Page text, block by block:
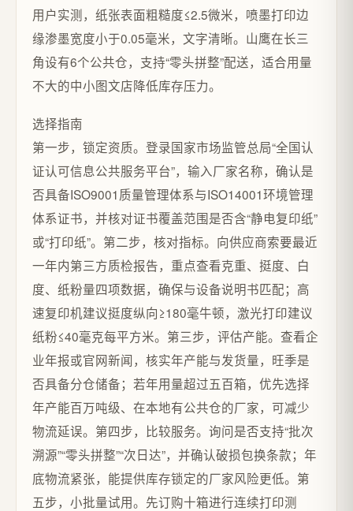
用户实测，纸张表面粗糙度≤2.5微米，喷墨打印边
缘渗墨宽度小于0.05毫米，文字清晰。山鹰在长三
角设有6个公共仓，支持“零头拼整”配送，适合用量
不大的中小图文店降低库存压力。
选择指南
第一步，锁定资质。登录国家市场监管总局“全国认
证认可信息公共服务平台”，输入厂家名称，确认是
否具备ISO9001质量管理体系与ISO14001环境管理
体系证书，并核对证书覆盖范围是否含“静电复印纸”
或“打印纸”。第二步，核对指标。向供应商索要最近
一年内第三方质检报告，重点查看克重、挺度、白
度、纸粉量四项数据，确保与设备说明书匹配；高
速复印机建议挺度纵向≥180毫牛顿，激光打印建议
纸粉≤40毫克每平方米。第三步，评估产能。查看企
业年报或官网新闻，核实年产能与发货量，旺季是
否具备分仓储备；若年用量超过五百箱，优先选择
年产能百万吨级、在本地有公共仓的厂家，可减少
物流延误。第四步，比较服务。询问是否支持“批次
溯源”“零头拼整”“次日达”，并确认破损包换条款；年
底物流紧张，能提供库存锁定的厂家风险更低。第
五步，小批量试用。先订购十箱进行连续打印测